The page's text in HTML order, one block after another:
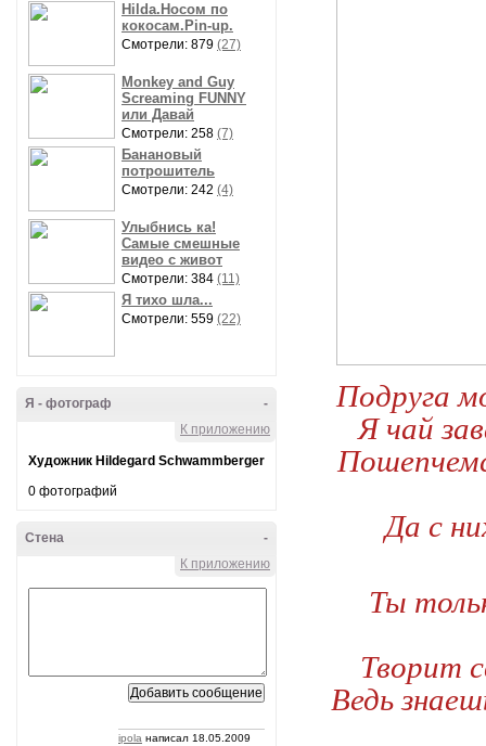
Hilda.Носом по
кокосам.Pin-up.
Смотрели: 879 (27)
Monkey and Guy
Screaming FUNNY
или Давай
Смотрели: 258 (7)
Банановый
потрошитель
Смотрели: 242 (4)
Улыбнись ка!
Самые смешные
видео с живот
Смотрели: 384 (11)
Я тихо шла...
Смотрели: 559 (22)
-
Я - фотограф
К приложению
Художник Hildegard Schwammberger
0 фотографий
-
Стена
К приложению
ipola написал 18.05.2009
Подруга
Я чай
Да с
Ты
Творит
Ведь